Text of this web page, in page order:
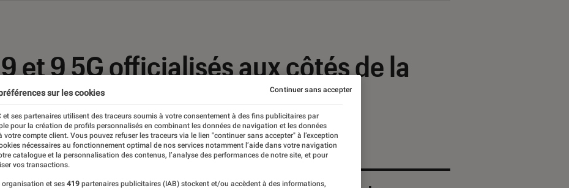
et 9 5G officialisés aux côtés de la
Minisur les cookies
et ses partenaires utilisent des traceurs soumis à votre consentement à des fins publicitaires par
pour la création de profils personnalisés en combinant les données de navigation et les données
votre compte client. Vous pouvez refuser les traceurs via le lien "continuer sans accepter" à l’exception
nécessaires au fonctionnement optimal de nos services notamment l’aide dans votre navigation
catalogue et la personnalisation des contenus, l’analyse des performances de notre site, et pour
vos transactions.
organisation et ses 419 partenaires publicitaires (IAB) stockent et/ou accèdent à des informations,
Continuer sans accepter